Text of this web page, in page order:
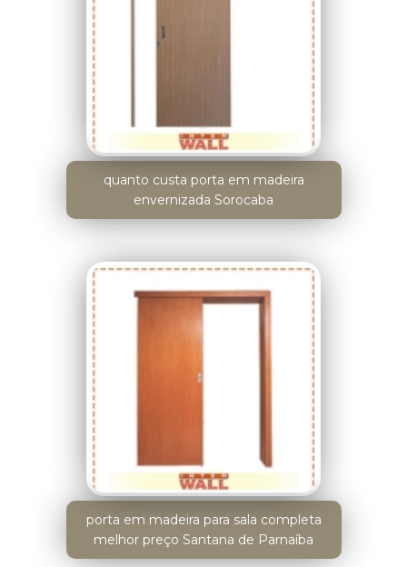
quanto custa porta em madeira
envernizada Sorocaba
porta em madeira para sala completa
melhor preço Santana de Parnaíba